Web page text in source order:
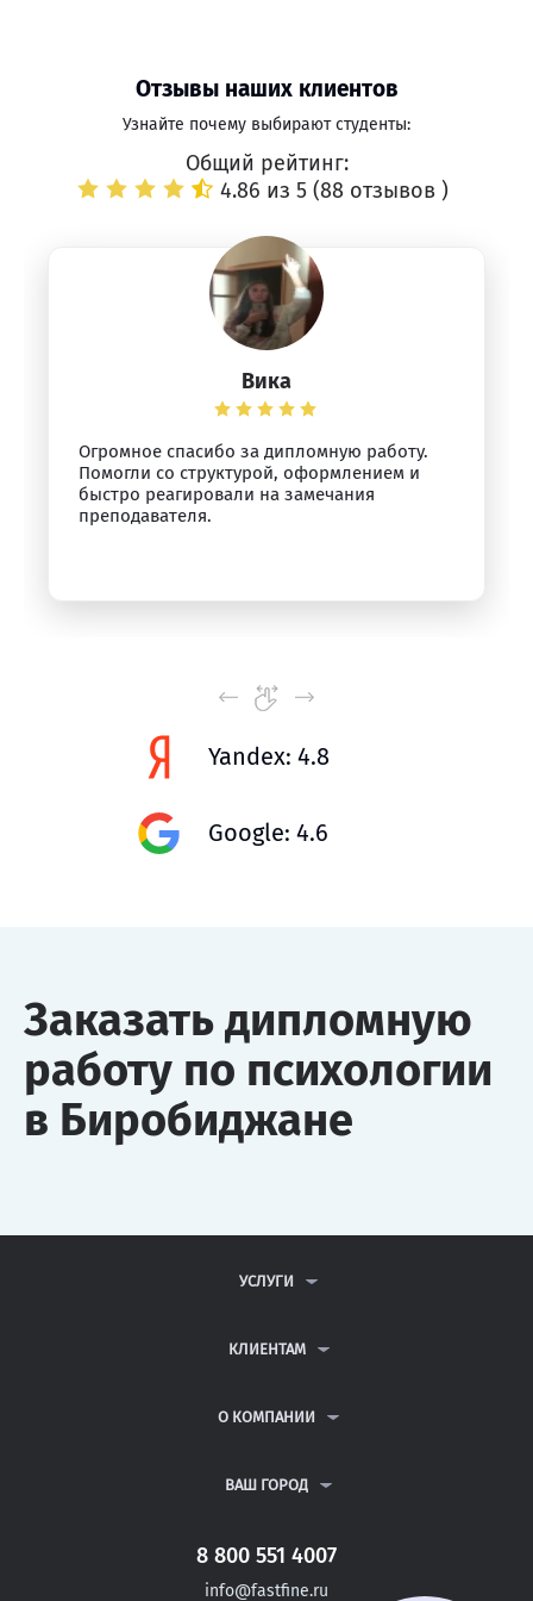
Отзывы наших клиентов
Узнайте почему выбирают студенты:
Общий рейтинг:
4.86 из 5 (88 отзывов )
Вика
Огромное спасибо за дипломную работу.
Помогли со структурой, оформлением и
быстро реагировали на замечания
преподавателя.
Yandex: 4.8
Google: 4.6
Заказать дипломную
работу по психологии
в Биробиджане
УСЛУГИ
ДИПЛОМНЫЕ РАБОТЫ
РЕФЕРАТЫ
КЛИЕНТАМ
ВОПРОСЫ И ОТВЕТЫ
ПОЛИТИКА КОНФИДЕНЦИАЛЬНОСТИ
О КОМПАНИИ
КОНТАКТЫ
ВАШ ГОРОД
САНКТ-ПЕТЕРБУРГ
БИРСК
8 800 551 4007
info@fastfine.ru